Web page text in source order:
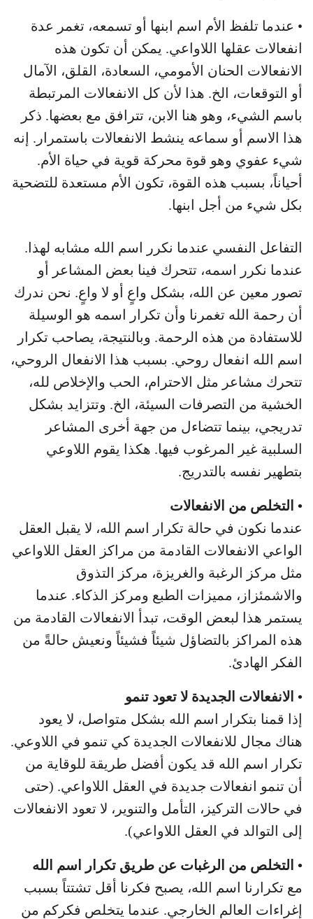
• عندما تلفظ الأم اسم ابنها أو تسمعه، تغمر عدة
انفعالات عقلها اللاواعي. يمكن أن تكون هذه
الانفعالات الحنان الأمومي، السعادة، القلق، الآمال
أو التوقعات، الخ. هذا لأن كل الانفعالات المرتبطة
باسم الشيء، وهو هنا الابن، تترافق مع بعضها. ذكر
هذا الاسم أو سماعه ينشط الانفعالات باستمرار. إنه
شيء عفوي وهو قوة محركة قوية في حياة الأم.
أحياناً، بسبب هذه القوة، تكون الأم مستعدة للتضحية
بكل شيء من أجل ابنها.
التفاعل النفسي عندما نكرر اسم الله مشابه لهذا.
عندما نكرر اسمه، تتحرك فينا بعض المشاعر أو
تصور معين عن الله، بشكل واعٍ أو لا واعٍ. نحن ندرك
أن رحمة الله تغمرنا وأن تكرار اسمه هو الوسيلة
للاستفادة من هذه الرحمة. وبالنتيجة، يصاحب تكرار
اسم الله انفعال روحي. بسبب هذا الانفعال الروحي،
تتحرك مشاعر مثل الاحترام، الحب والإخلاص لله،
الخشية من التصرفات السيئة، الخ. وتتزايد بشكل
تدريجي، بينما تتضاءل من جهة أخرى المشاعر
السلبية غير المرغوب فيها. هكذا يقوم اللاوعي
بتطهير نفسه بالتدريج.
• التخلص من الانفعالات
عندما نكون في حالة تكرار اسم الله، لا يقبل العقل
الواعي الانفعالات القادمة من مراكز العقل اللاواعي
مثل مركز الرغبة والغريزة، مركز التذوق
والاشمئزاز، مميزات الطبع ومركز الذكاء. عندما
يستمر هذا لبعض الوقت، تبدأ الانفعالات القادمة من
هذه المراكز بالتضاؤل شيئاً فشيئاً ونعيش حالةً من
الفكر الهادئ.
• الانفعالات الجديدة لا تعود تنمو
إذا قمنا بتكرار اسم الله بشكل متواصل، لا يعود
هناك مجال للانفعالات الجديدة كي تنمو في اللاوعي.
تكرار اسم الله قد يكون أفضل طريقة للوقاية من
أن تنمو انفعالات جديدة في العقل اللاواعي. (حتى
في حالات التركيز، التأمل والتنوير، لا تعود الانفعالات
إلى التوالد في العقل اللاواعي).
• التخلص من الرغبات عن طريق تكرار اسم الله
مع تكرارنا اسم الله، يصبح فكرنا أقل تشتتاً بسبب
إغراءات العالم الخارجي. عندما يتخلص فكركم من